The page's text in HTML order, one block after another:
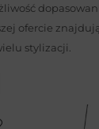
ofercie
stylizacji.